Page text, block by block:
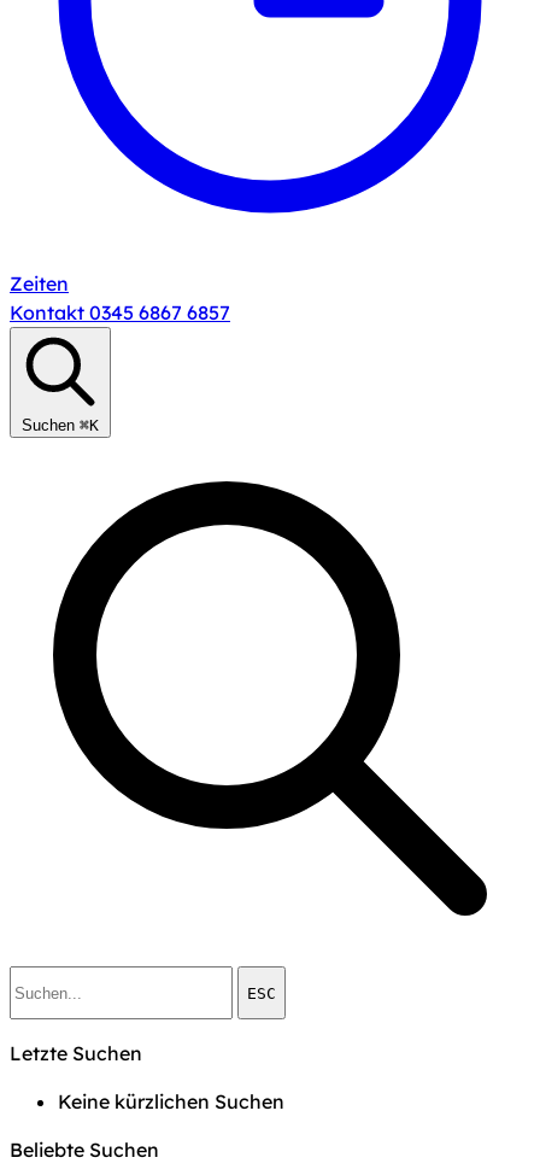
Zeiten
Kontakt 0345 6867 6857
Suchen ⌘K
ESC
Letzte Suchen
Keine kürzlichen Suchen
Beliebte Suchen